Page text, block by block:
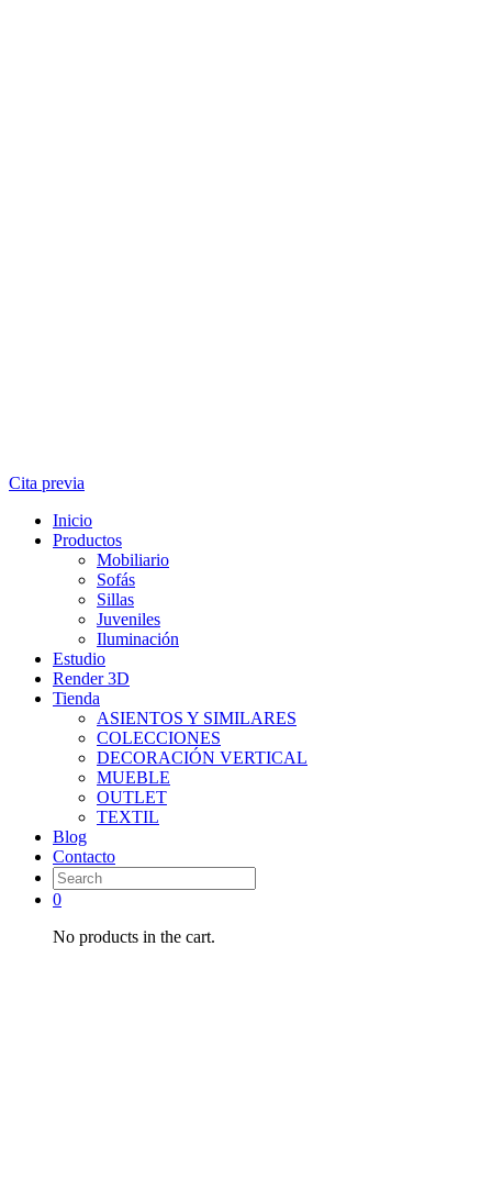
Cita previa
Inicio
Productos
Mobiliario
Sofás
Sillas
Juveniles
Iluminación
Estudio
Render 3D
Tienda
ASIENTOS Y SIMILARES
COLECCIONES
DECORACIÓN VERTICAL
MUEBLE
OUTLET
TEXTIL
Blog
Contacto
0
No products in the cart.